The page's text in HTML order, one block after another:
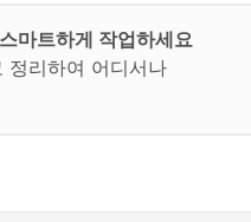
마트하게 작업하세요
정리하여 어디서나